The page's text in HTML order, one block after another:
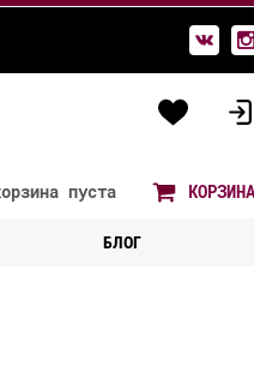
пуста КОРЗИНА
БЛОГ